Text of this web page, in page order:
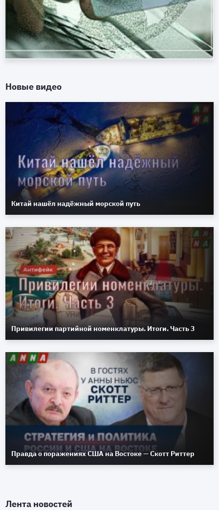
Новые видео
Китай нашёл надёжный морской путь
Привилегии партийной номенклатуры. Итоги. Часть 3
Правда о поражениях США на Востоке — Скотт Риттер
Лента новостей